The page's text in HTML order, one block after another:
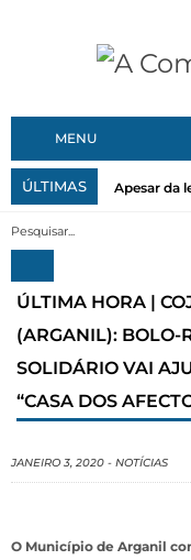
MENU
ÚLTIMAS Apesar da
ÚLTIMA HORA |
(ARGANIL): BOLO-
SOLIDÁRIO VAI
“CASA DOS
JANEIRO 3, 2020 - NOTÍCIAS
O Município de Arganil